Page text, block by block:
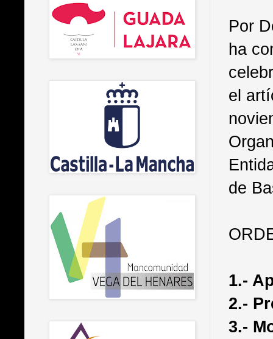
Por
ha
el
de
1.-
2.-
3.-